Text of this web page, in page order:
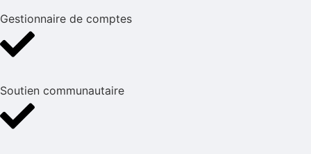
Gestionnaire de comptes
Soutien communautaire